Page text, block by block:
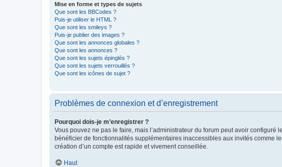
Mise en forme et types de sujets
Que sont les BBCodes ?
Puis-je utiliser le HTML ?
Que sont les smileys ?
Puis-je publier des images ?
Que sont les annonces globales ?
Que sont les annonces ?
Que sont les sujets épinglés ?
Que sont les sujets verrouillés ?
Que sont les icônes de sujet ?
Problèmes de connexion et d’enregistrement
Pourquoi dois-je m’enregistrer ?
Vous pouvez ne pas le faire, mais l’administrateur du forum peut avoir configuré
bénéficier de fonctionnalités supplémentaires inaccessibles aux invités comme
création d’un compte est rapide et vivement conseillée.
Haut